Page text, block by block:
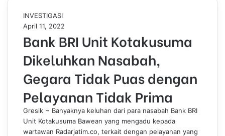
B
a
n
k
B
R
I
n
i
t
K
INVESTIGASI
April 11, 2022
Bank BRI Unit Kotakusuma
Dikeluhkan Nasabah,
Gegara Tidak Puas dengan
Pelayanan Tidak Prima
Gresik ~ Banyaknya keluhan dari para nasabah Bank BRI
Unit Kotakusuma Bawean yang mengadu kepada
wartawan Radarjatim.co, terkait dengan pelayanan yang